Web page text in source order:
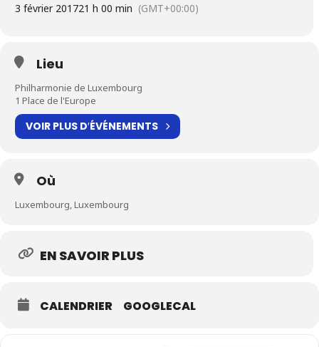
3 février 201721 h 00 min (GMT+00:00)
Lieu
Philharmonie de Luxembourg
1 Place de l'Europe
VOIR PLUS D′ÉVÉNEMENTS
Où
Luxembourg, Luxembourg
EN SAVOIR PLUS
CALENDRIER GOOGLECAL